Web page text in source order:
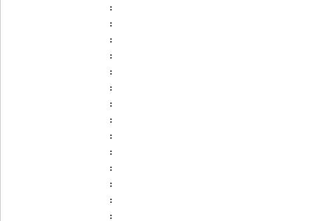
:
:
:
:
:
:
:
:
:
:
:
:
:
: